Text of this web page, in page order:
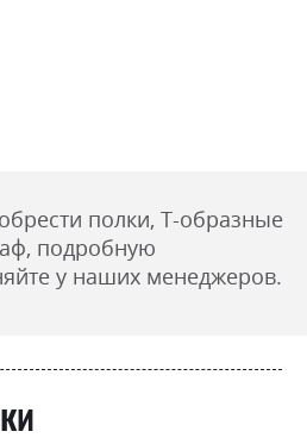
полки, Т-образные
подробную
у наших менеджеров.